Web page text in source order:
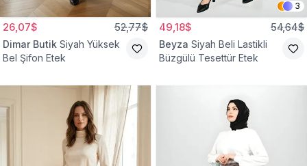
26,07$ 52,77$
Dimar Butik Siyah Yüksek
Bel Şifon Etek
3
49,18$ 54,64$
Beyza Siyah Beli Lastikli
Büzgülü Tesettür Etek